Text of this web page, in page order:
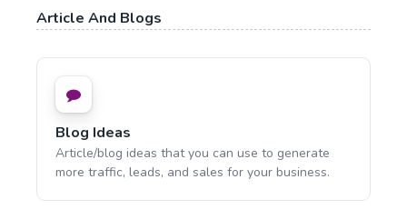
Article And Blogs
Blog Ideas
Article/blog ideas that you can use to generate
more traffic, leads, and sales for your business.